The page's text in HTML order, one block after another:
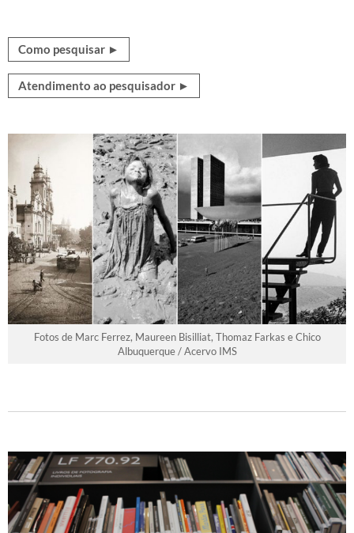
Como pesquisar ►
Atendimento ao pesquisador ►
Fotos de Marc Ferrez, Maureen Bisilliat, Thomaz Farkas e Chico
Albuquerque / Acervo IMS